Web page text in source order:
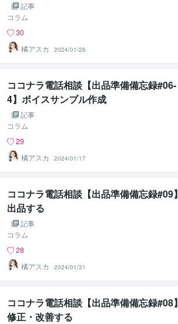
記事
コラム
30
橘アスカ
2024/01/26
ココナラ電話相談【出品準備備忘録#06-
4】ボイスサンプル作成
記事
コラム
29
橘アスカ
2024/01/17
ココナラ電話相談【出品準備備忘録#09】
出品する
記事
コラム
28
橘アスカ
2024/01/31
ココナラ電話相談【出品準備備忘録#08】
修正・改善する